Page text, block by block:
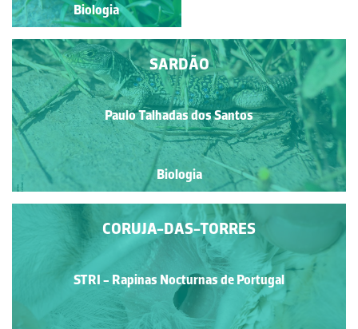
Biologia
Biologia
SARDÃO
Paulo Talhadas dos Santos
Biologia
CORUJA-DAS-TORRES
STRI - Rapinas Nocturnas de Portugal